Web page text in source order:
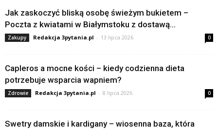
Jak zaskoczyć bliską osobę świeżym bukietem –
Poczta z kwiatami w Białymstoku z dostawą...
Zakupy Redakcja 3pytania.pl - 13 lipca 2026 0
Capleros a mocne kości – kiedy codzienna dieta
potrzebuje wsparcia wapniem?
Zdrowie Redakcja 3pytania.pl - 8 lipca 2026 0
Swetry damskie i kardigany – wiosenna baza, która